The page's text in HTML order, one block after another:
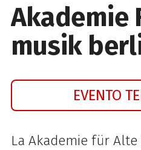
Akademie
musik
EVENTO
La Akademie für